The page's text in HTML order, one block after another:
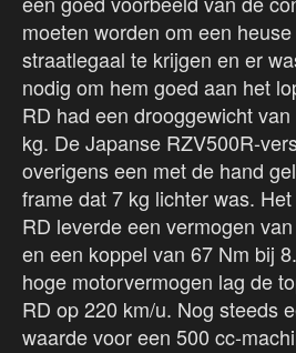
moeten worden om een
straatlegaal te krijgen en er
nodig om hem goed aan het
RD had een drooggewicht
kg. De Japanse RZV500R-
overigens een met de hand
frame dat 7 kg lichter was.
RD leverde een vermogen
en een koppel van 67 Nm bij
hoge motorvermogen lag de
RD op 220 km/u. Nog steeds
waarde voor een 500 cc-